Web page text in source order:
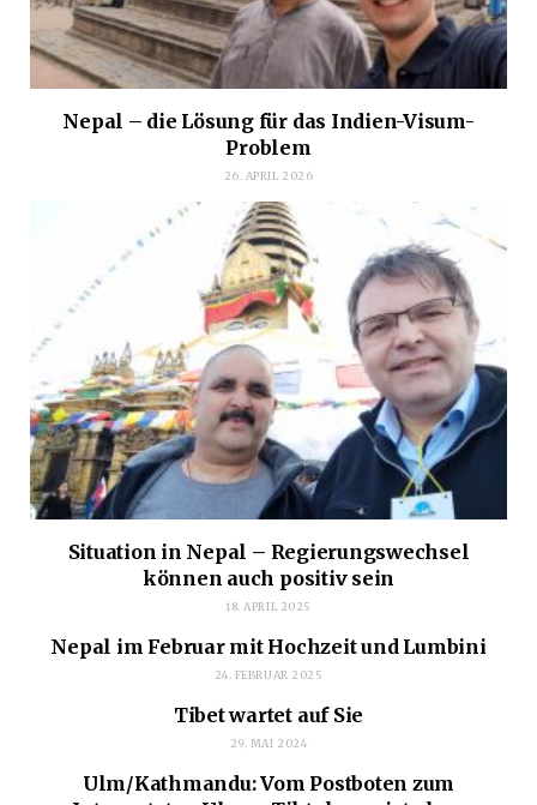
Nepal – die Lösung für das Indien-Visum-
Problem
26. APRIL 2026
Situation in Nepal – Regierungswechsel
können auch positiv sein
18. APRIL 2025
Nepal im Februar mit Hochzeit und Lumbini
24. FEBRUAR 2025
Tibet wartet auf Sie
29. MAI 2024
Ulm/Kathmandu: Vom Postboten zum